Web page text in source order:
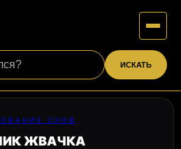
ИСКАТЬ
СНОВ
ЖВАЧКА